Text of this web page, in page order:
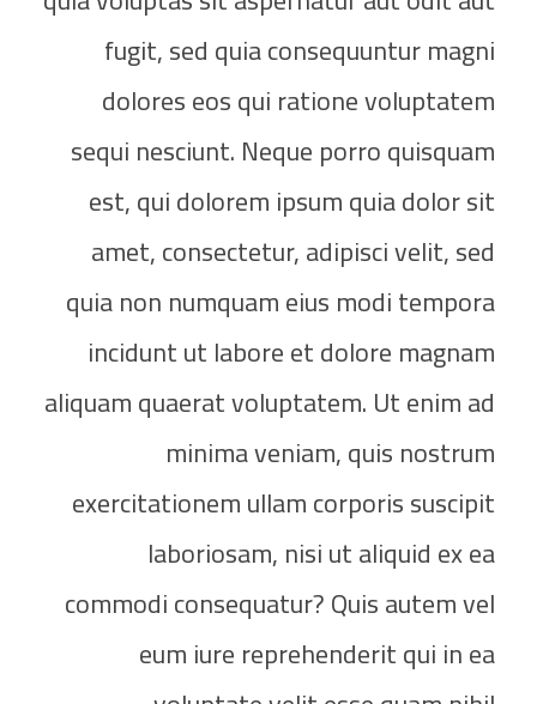
fugit, sed quia consequuntur magni
dolores eos qui ratione voluptatem
sequi nesciunt. Neque porro quisquam
est, qui dolorem ipsum quia dolor sit
amet, consectetur, adipisci velit, sed
quia non numquam eius modi tempora
incidunt ut labore et dolore magnam
aliquam quaerat voluptatem. Ut enim ad
minima veniam, quis nostrum
exercitationem ullam corporis suscipit
laboriosam, nisi ut aliquid ex ea
commodi consequatur? Quis autem vel
eum iure reprehenderit qui in ea